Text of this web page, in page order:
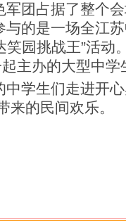
军团占据了整个
与的是一场全江
笑园挑战王”活动
主办的大型中
中学生们走进开
来的民间欢乐。